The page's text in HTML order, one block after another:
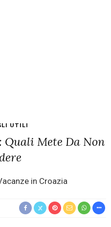
UTILI
Quali Mete Da Non